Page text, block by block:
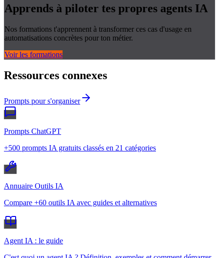
Apprends à piloter tes propres agents IA
Nos formations t'apprennent à transformer ces cas d'usage en
automatisations concrètes pour ton métier.
Voir les formations
Ressources connexes
Prompts pour s'organiser
Prompts ChatGPT
+500 prompts IA gratuits classés en 21 catégories
Annuaire Outils IA
Compare +60 outils IA avec guides et alternatives
Agent IA : le guide